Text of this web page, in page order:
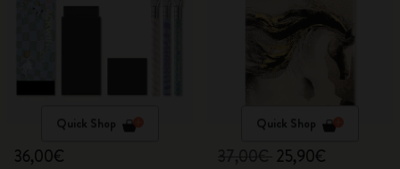
Quick Shop
36,00€
Quick Shop
25,90€